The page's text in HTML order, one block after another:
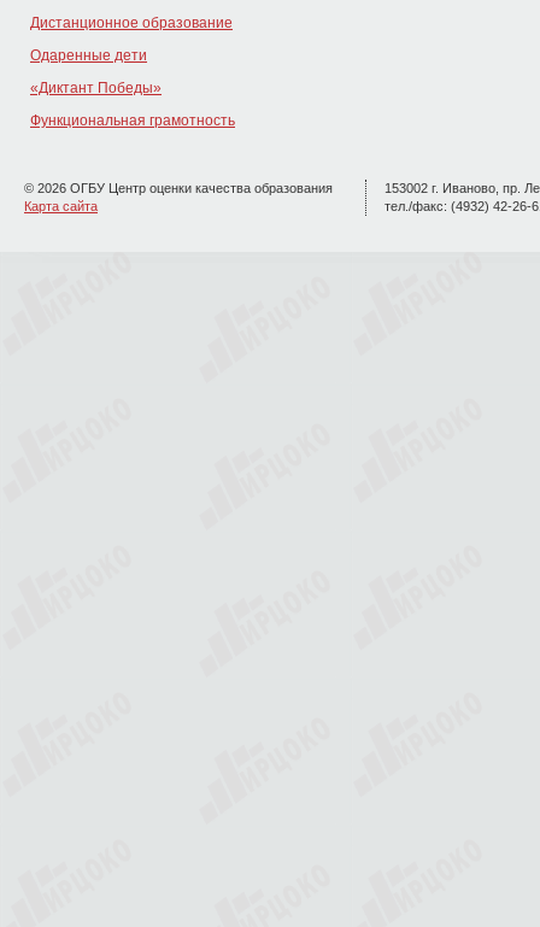
Дистанционное образование
Одаренные дети
«Диктант Победы»
Функциональная грамотность
© 2026 ОГБУ Центр оценки качества образования
Карта сайта
153002 г. Иваново, пр.
тел./факс: (4932) 42-26-